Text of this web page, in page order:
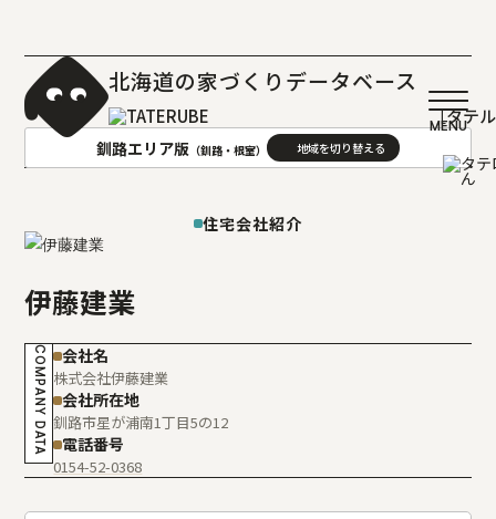
北海道の家づくりデータベース
［タテ
釧路エリア版 （釧路・根室）
函館(渡島･檜山)版
室蘭(胆振･日高)版
釧路(釧路･根室)版
北見(オホーツク)版
住宅会社紹介
伊藤建業
COMPANY DATA 会社名
株式会社伊藤建業
会社所在地
釧路市星が浦南1丁目5の12
電話番号
0154-52-0368